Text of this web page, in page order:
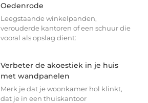
Oedenrode
Leegstaande winkelpanden,
verouderde kantoren of een schuur die
vooral als opslag dient:
Verbeter de akoestiek in je huis
met wandpanelen
Merk je dat je woonkamer hol klinkt,
dat je in een thuiskantoor